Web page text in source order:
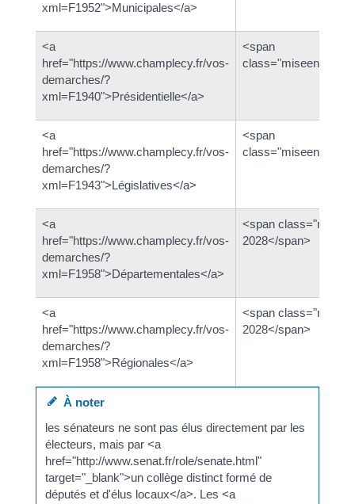
xml=F1952">Municipales</a>
<a
href="https://www.champlecy.fr/vos-
demarches/?
xml=F1940">Présidentielle</a>
<span
<a
href="https://www.champlecy.fr/vos-
demarches/?
xml=F1943">Législatives</a>
<span
<a
href="https://www.champlecy.fr/vos-
demarches/?
xml=F1958">Départementales</a>
<span
2028</span>
<a
href="https://www.champlecy.fr/vos-
demarches/?
xml=F1958">Régionales</a>
<span
2028</span>
À noter
les sénateurs ne sont pas élus directement par les
électeurs, mais par <a
href="http://www.senat.fr/role/senate.html"
target="_blank">un collège distinct formé de
députés et d'élus locaux</a>. Les <a